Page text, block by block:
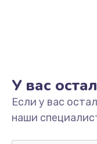
У вас
Если у вас
наши